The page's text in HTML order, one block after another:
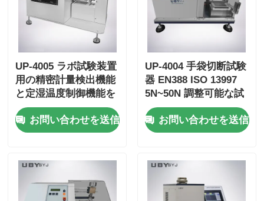
UP-4005 ラボ試験装置
用の精密計量検出機能
と定湿温度制御機能を
備えた皮革透過性テス
ターお問い合わせを送信
UP-4004 手袋切断試験
器 EN388 ISO 13997
5N~50N 調整可能な試
験負荷と精密圧感セン
サーに対応する
お問い合わせを送信